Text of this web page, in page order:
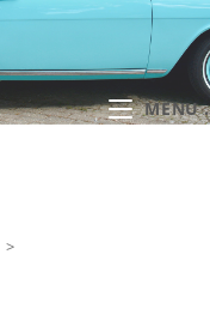
MENU .
>